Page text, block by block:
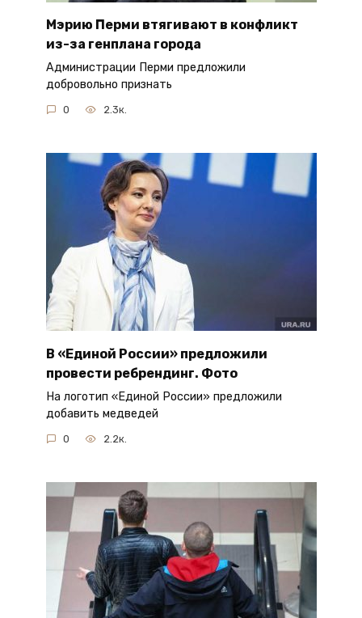
Мэрию Перми втягивают в конфликт
из-за генплана города
Администрации Перми предложили
добровольно признать
0 2.3к.
В «Единой России» предложили
провести ребрендинг. Фото
На логотип «Единой России» предложили
добавить медведей
0 2.2к.